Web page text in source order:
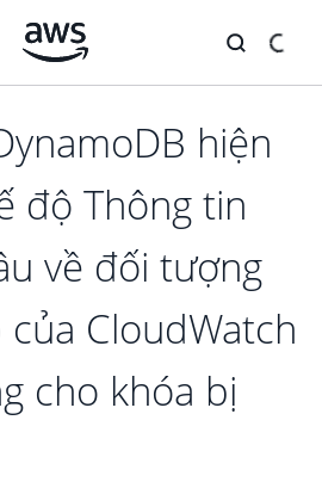
hiện
độ Thông tin
về đối tượng
CloudWatch
cho khóa bị